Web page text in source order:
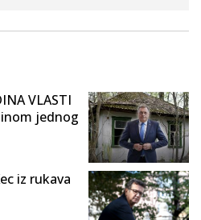
VLASTI
jednog
iz rukava